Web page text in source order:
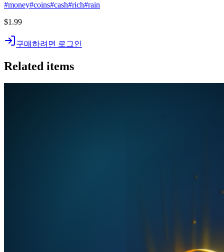
#money#coins#cash#rich#rain
$1.99
구매하려면 로그인
Related items